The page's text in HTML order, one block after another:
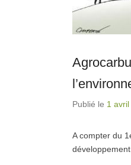
Publié le 1
A compter du